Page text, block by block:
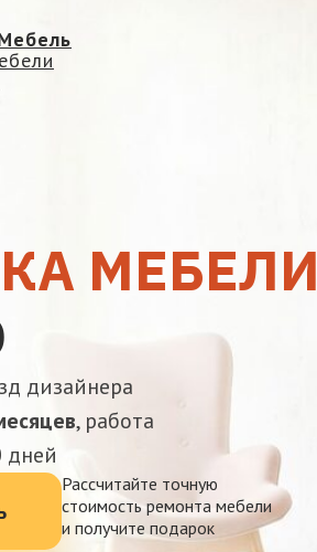
МЕБЕЛИ
дизайнера
, работа
дней
Рассчитайте точную
стоимость ремонта мебели
и получите подарок